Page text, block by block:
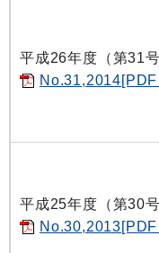
平成26年度（第31号
No.31,2014[PDF
平成25年度（第30号
No.30,2013[PDF